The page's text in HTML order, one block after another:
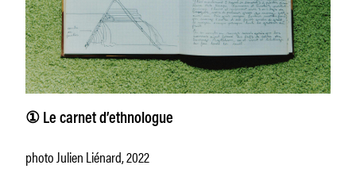
① Le carnet d’ethnologue
photo Julien Liénard, 2022